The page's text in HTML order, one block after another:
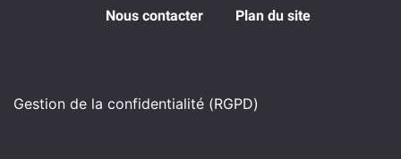
Nous contacter Plan du site
Gestion de la confidentialité (RGPD)